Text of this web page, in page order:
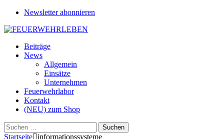
Newsletter abonnieren
Beiträge
News
Allgemein
Einsätze
Unternehmen
Feuerwehrlabor
Kontakt
(NEU) zum Shop
Suchen
nach:
Startseite informationssysteme